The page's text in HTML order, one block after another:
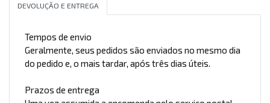
DEVOLUÇÃO E ENTREGA
Tempos de envio
Geralmente, seus pedidos são enviados no mesmo dia
do pedido e, o mais tardar, após três dias úteis.
Prazos de entrega